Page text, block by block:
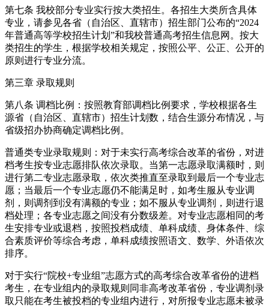
第七条 我校部分专业实行按大类招生。各招生大类所含具体
专业，请参见各省（自治区、直辖市）招生部门公布的“2024
年普通高等学校招生计划”和我校普通高考招生信息网。按大
类招生的学生，根据学校相关规定，按照公平、公正、公开的
原则进行专业分流。
第三章 录取规则
第八条 调档比例：按照教育部调档比例要求，学校根据各生
源省（自治区、直辖市）招生计划数，结合生源分布情况，与
省级招办协商确定调档比例。
普通类专业录取规则：对于未实行高考综合改革的省份，对进
档考生按专业志愿排队依次录取。当第一志愿录取满额时，则
进行第二专业志愿录取，依次类推直至录取到最后一个专业志
愿；当最后一个专业志愿仍不能满足时，如考生服从专业调
剂，则调剂到没有满额的专业；如不服从专业调剂，则进行退
档处理；各专业志愿之间没有分数级差。对专业志愿相同的考
生安排专业或退档，按照投档成绩、单科成绩、身体条件、综
合素质评价等综合考虑，单科成绩按照语文、数学、外语依次
排序。
对于实行“院校+专业组”志愿方式的高考综合改革省份的进档
考生，在专业组内的录取规则同非高考改革省份，专业调剂录
取只能在考生被投档的专业组内进行，对所报专业志愿未被录